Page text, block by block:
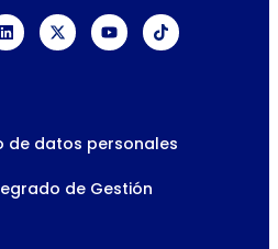
de datos personales
de Gestión